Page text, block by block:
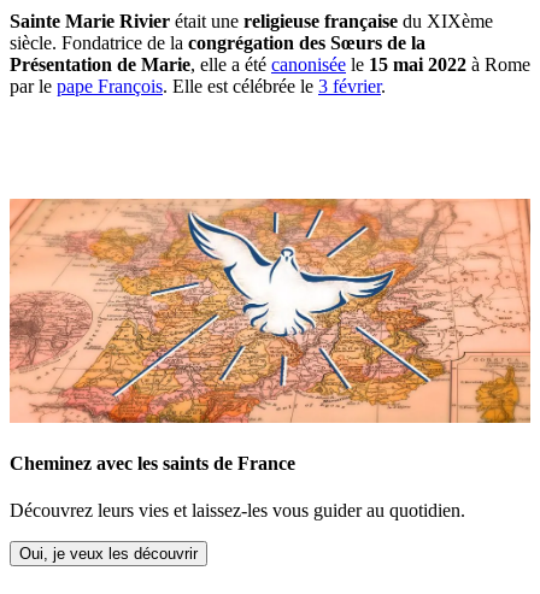
Sainte Marie Rivier était une religieuse française du XIXème
siècle. Fondatrice de la congrégation des Sœurs de la
Présentation de Marie, elle a été canonisée le 15 mai 2022 à Rome
par le pape François. Elle est célébrée le 3 février.
Cheminez avec les saints de France
Découvrez leurs vies et laissez-les vous guider au quotidien.
Oui, je veux les découvrir